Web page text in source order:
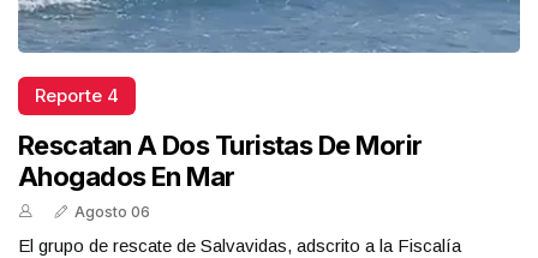
Reporte 4
Rescatan A Dos Turistas De Morir
Ahogados En Mar
Agosto 06
El grupo de rescate de Salvavidas, adscrito a la Fiscalía